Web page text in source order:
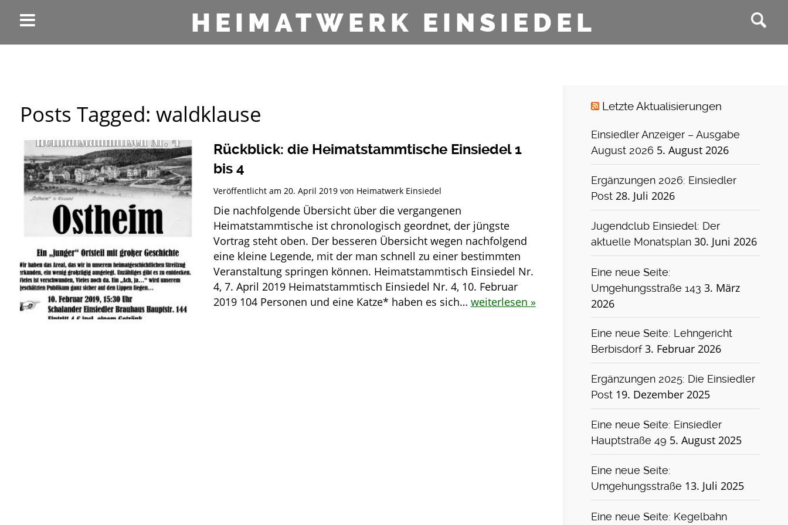
HEIMATWERK EINSIEDEL
Posts Tagged: waldklause
Rückblick: die Heimatstammtische Einsiedel 1
bis 4
Veröffentlicht am 20. April 2019von Heimatwerk Einsiedel
Die nachfolgende Übersicht über die vergangenen
Heimatstammtische ist chronologisch geordnet, der jüngste
Vortrag steht oben. Der besseren Übersicht wegen nachfolgend
eine kleine Legende, mit der man schnell zu einer bestimmten
Veranstaltung springen können. Heimatstammtisch Einsiedel Nr.
4, 7. April 2019 Heimatstammtisch Einsiedel Nr. 4, 10. Februar
2019 104 Personen und eine Katze* haben es sich… weiterlesen »
Letzte Aktualisierungen
Einsiedler Anzeiger – Ausgabe
August 2026 5. August 2026
Ergänzungen 2026: Einsiedler
Post 28. Juli 2026
Jugendclub Einsiedel: Der
aktuelle Monatsplan 30. Juni 2026
Eine neue Seite:
Umgehungsstraße 143 3. März
2026
Eine neue Seite: Lehngericht
Berbisdorf 3. Februar 2026
Ergänzungen 2025: Die Einsiedler
Post 19. Dezember 2025
Eine neue Seite: Einsiedler
Hauptstraße 49 5. August 2025
Eine neue Seite:
Umgehungsstraße 13. Juli 2025
Eine neue Seite: Kegelbahn